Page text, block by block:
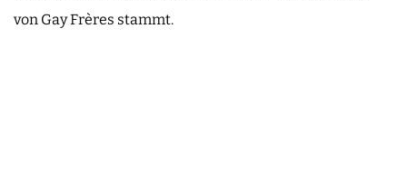
von Gay Frères stammt.